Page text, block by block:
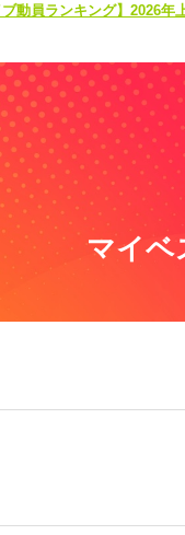
ブ動員ランキング】2026年
動員ランキング】2026年
マイベ